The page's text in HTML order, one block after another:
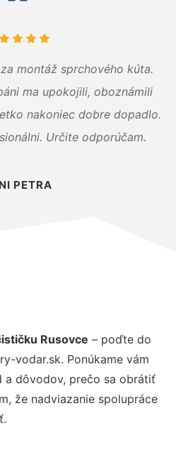
montáž sprchového kúta.
ma upokojili, oboznámili
nakoniec dobre dopadlo.
Určite odporúčam.
PETRA
Rusovce – poďte do
vodar.sk. Ponúkame vám
a dôvodov, prečo sa obrátiť
že nadviazanie spolupráce